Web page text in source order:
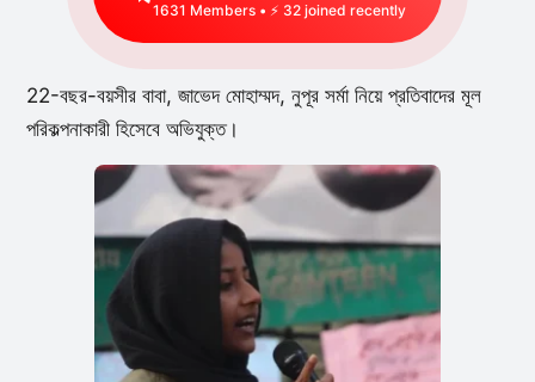
1631 Members • ⚡ 29 joined recently
22-বছর-বয়সীর বাবা, জাভেদ মোহাম্মদ, নুপূর সর্মা নিয়ে প্রতিবাদের মূল
পরিকল্পনাকারী হিসেবে অভিযুক্ত।